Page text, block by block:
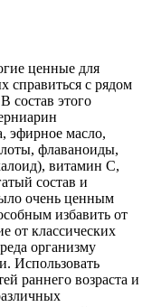
ценные для
справиться с рядом
состав этого
эфирное масло,
флаваноиды,
витамин С,
состав и
очень ценным
избавить от
от классических
организму
Использовать
раннего возраста и